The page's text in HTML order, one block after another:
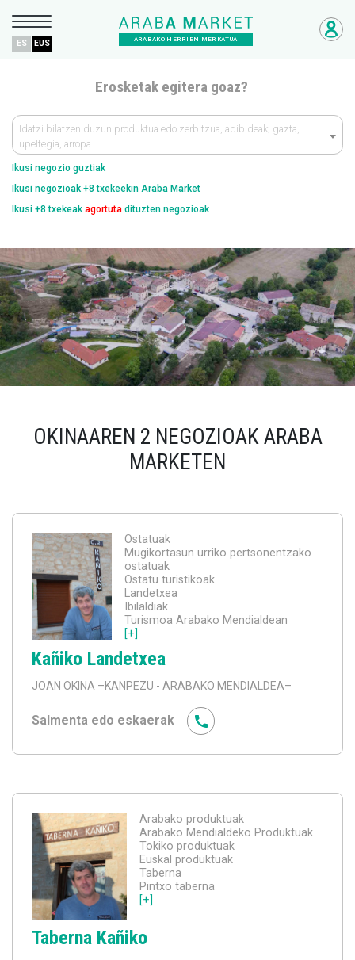
ARABAKO HERRIEN MERKATUA
ES EUS
Erosketak egitera goaz?
Idatzi bilatzen duzun produktua edo zerbitzua, adibideak; gazta,
upeltegia, arropa…
Ikusi negozio guztiak
Ikusi negozioak +8 txekeekin Araba Market
Ikusi +8 txekeak agortuta dituzten negozioak
OKINAAREN 2 NEGOZIOAK ARABA
MARKETEN
Ostatuak
Mugikortasun urriko pertsonentzako
ostatuak
Ostatu turistikoak
Landetxea
Ibilaldiak
Turismoa Arabako Mendialdean
[+]
Kañiko Landetxea
JOAN OKINA –KANPEZU - ARABAKO MENDIALDEA–
Salmenta edo eskaerak
Arabako produktuak
Arabako Mendialdeko Produktuak
Tokiko produktuak
Euskal produktuak
Taberna
Pintxo taberna
[+]
Taberna Kañiko